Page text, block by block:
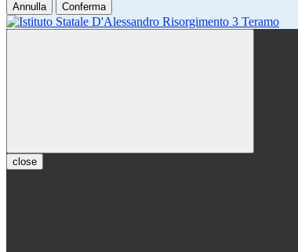
Annulla Conferma
close